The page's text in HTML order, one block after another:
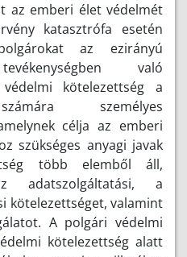
az emberi élet védelmét
katasztrófa esetén
az ezirányú
való
kötelezettség a
személyes
célja az emberi
szükséges anyagi javak
több elemből áll,
adatszolgáltatási, a
kötelezettséget, valamint
A polgári védelmi
kötelezettség alatt